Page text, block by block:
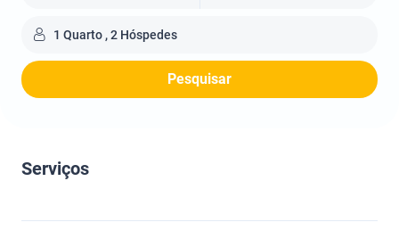
1 Quarto , 2 Hóspedes
Pesquisar
Serviços